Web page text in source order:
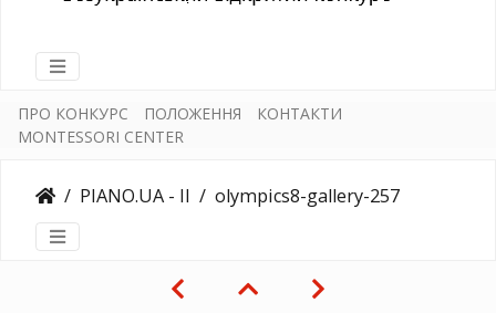
ПРО КОНКУРС ПОЛОЖЕННЯ
КОНТАКТИ
MONTESSORI CENTER
PIANO.UA - II olympics8-gallery-257